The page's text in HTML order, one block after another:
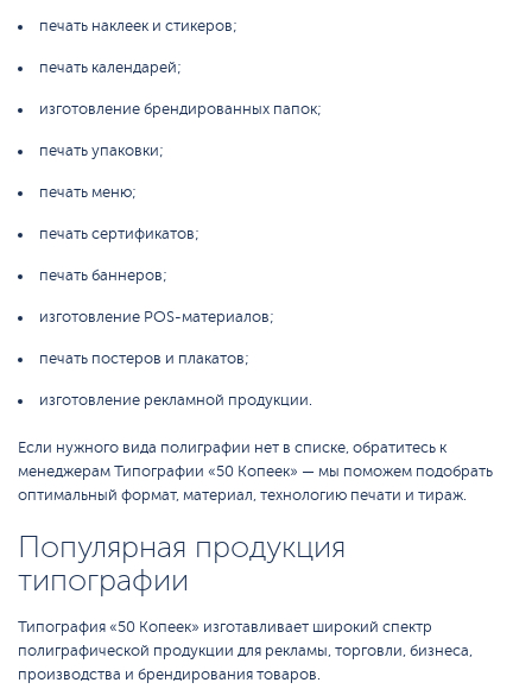
печать наклеек и стикеров;
печать календарей;
изготовление брендированных папок;
печать упаковки;
печать меню;
печать сертификатов;
печать баннеров;
изготовление POS-материалов;
печать постеров и плакатов;
изготовление рекламной продукции.
Если нужного вида полиграфии нет в списке, обратитесь к
менеджерам Типографии «50 Копеек» — мы поможем подобрать
оптимальный формат, материал, технологию печати и тираж.
Популярная продукция
типографии
Типография «50 Копеек» изготавливает широкий спектр
полиграфической продукции для рекламы, торговли, бизнеса,
производства и брендирования товаров.